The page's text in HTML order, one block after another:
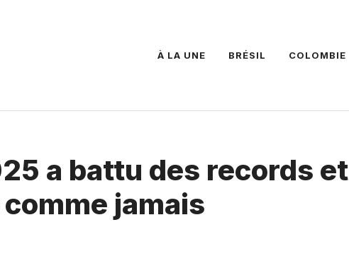
À LA UNE BRÉSIL COLOMBIE
a battu des records et
jamais